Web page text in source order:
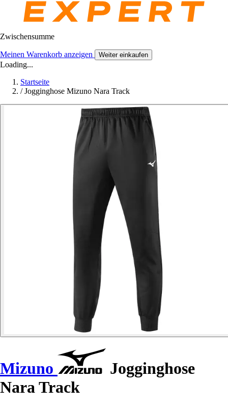
Zwischensumme
Meinen Warenkorb anzeigen Weiter einkaufen
Loading...
Startseite
/ Jogginghose Mizuno Nara Track
Mizuno
Jogginghose
Nara Track